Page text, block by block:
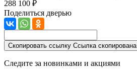
288 100 ₽
Поделиться дверью
Скопировать ссылку Ссылка скопирована
Следите за новинками и акциями